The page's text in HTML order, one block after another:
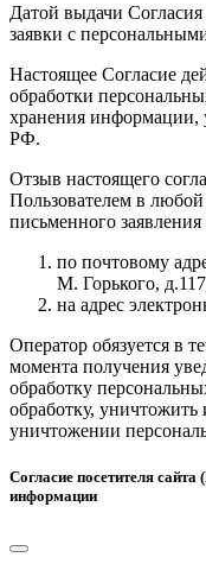
Датой выдачи Согласия
заявки с
Настоящее Согласие
обработки
хранения информации,
РФ.
Отзыв настоящего
Пользователем в
письменного
по почтовому
М. Горького,
на адрес
Оператор обязуется в
момента получения
обработку
обработку, уничтожить
уничтожении
Согласие посетителя
информации